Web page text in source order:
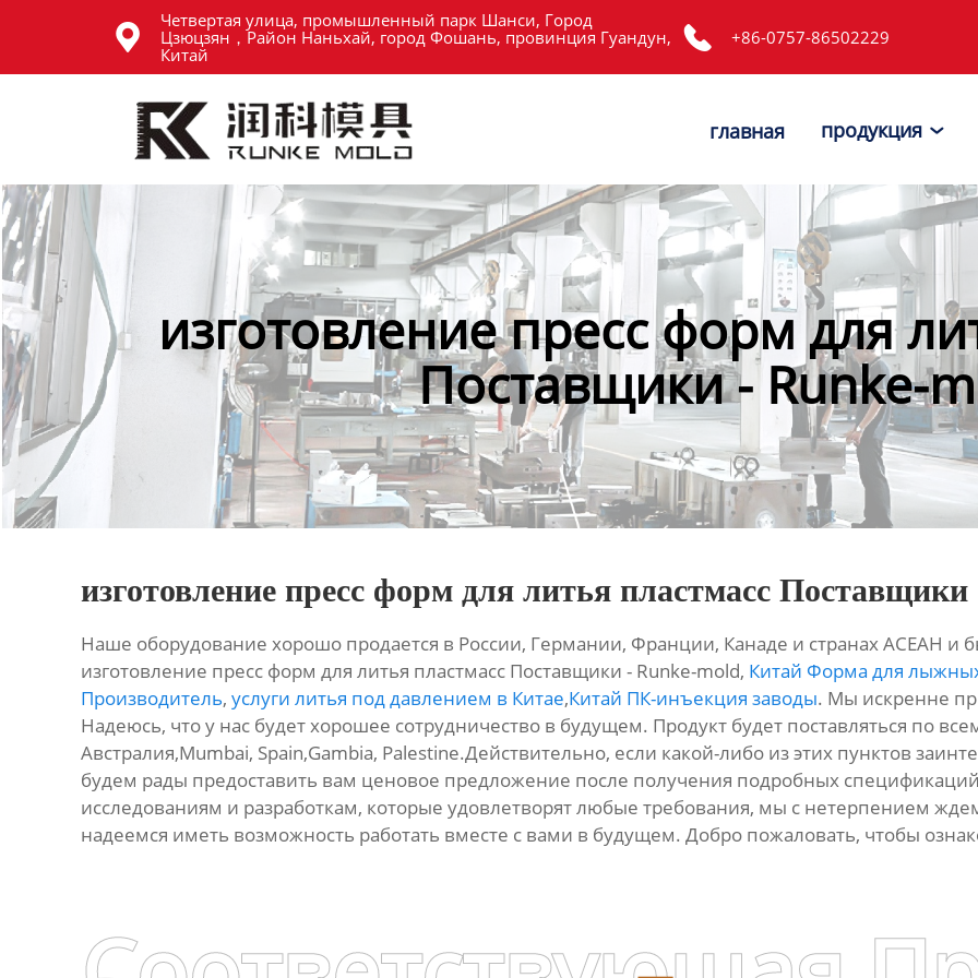

Четвертая улица, промышленный парк Шанси, Город
Цзюцзян，Район Наньхай, город Фошань, провинция Гуандун,
Китай
 +86-0757-86502229
главная продукция 
О нас
Контакты
изготовление пресс форм для
Поставщики - Runke-
изготовление пресс форм для литья пластмасс Поставщики
Наше оборудование хорошо продается в России, Германии, Франции, Канаде и странах АСЕАН и
изготовление пресс форм для литья пластмасс Поставщики - Runke-mold, Китай Форма для
Производитель, услуги литья под давлением в Китае,Китай ПК-инъекция заводы. Мы искренне
Надеюсь, что у нас будет хорошее сотрудничество в будущем. Продукт будет поставляться по
Австралия,Mumbai, Spain,Gambia, Palestine.Действительно, если какой-либо из этих пунктов
будем рады предоставить вам ценовое предложение после получения подробных
исследованиям и разработкам, которые удовлетворят любые требования, мы с нетерпением
надеемся иметь возможность работать вместе с вами в будущем. Добро пожаловать, чтобы